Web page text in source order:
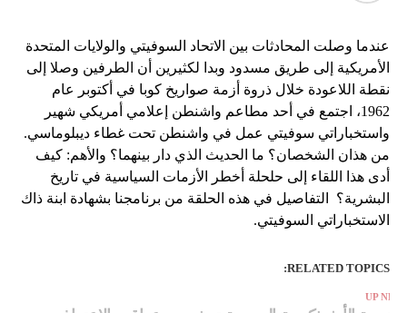
عندما وصلت المحادثات بين الاتحاد السوفيتي والولايات المتحدة
الأمريكية إلى طريق مسدود وبدا لكثيرين أن الطرفين وصلا إلى
نقطة اللاعودة خلال ذروة أزمة صواريخ كوبا في أكتوبر عام
1962، اجتمع في أحد مطاعم واشنطن إعلامي أمريكي شهير
واستخباراتي سوفيتي عمل في واشنطن تحت غطاء ديبلوماسي.
من هذان الشخصان؟ ما الحديث الذي دار بينهما؟ والأهم: كيف
أدى هذا اللقاء إلى حلحلة أخطر الأزمات السياسية في تاريخ
البشرية؟ التفاصيل في هذه الحلقة من برنامجنا بشهادة ابنة ذاك
الاستخباراتي السوفيتي.
RELATED TOPICS:
UP